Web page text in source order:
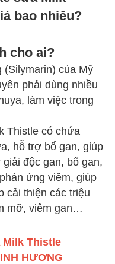
bao nhiêu?
cho ai?
(Silymarin) của Mỹ
phải dùng nhiều
làm việc trong
Thistle có chứa
hỗ trợ bổ gan, giúp
độc gan, bổ gan,
ứng viêm, giúp
cải thiện các triệu
mỡ, viêm gan…
Milk Thistle
HƯƠNG